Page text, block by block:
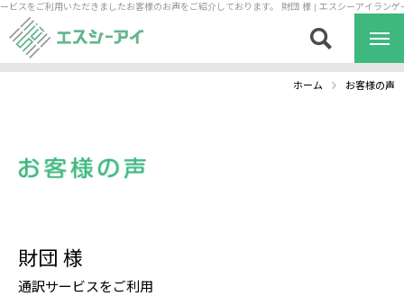
翻訳
スをご利用いただきましたお客様のお声をご紹介しております。 財団 様 | エスシーアイランゲ
ホーム お客様の声
財団 様
通訳サービスをご利用